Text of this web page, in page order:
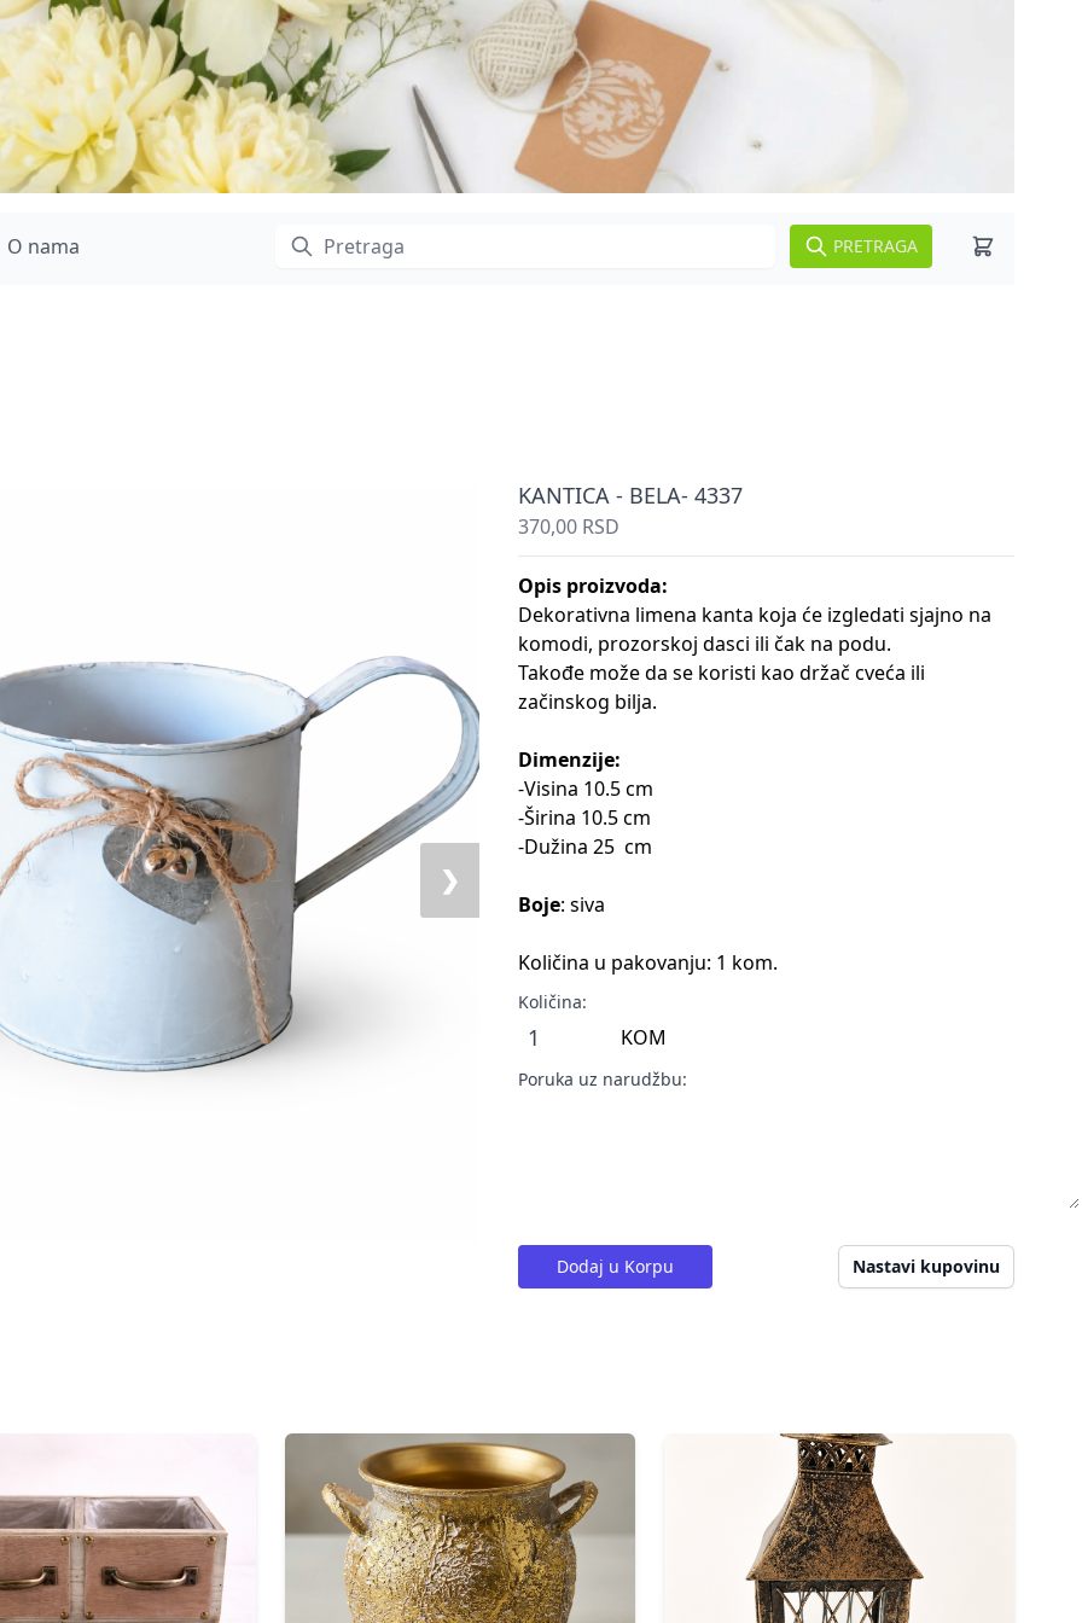
O nama PRETRAGA
❯
KANTICA - BELA- 4337
370,00 RSD
Opis proizvoda:
Dekorativna limena kanta koja će izgledati sjajno na
komodi, prozorskoj dasci ili čak na podu.
Takođe može da se koristi kao držač cveća ili
začinskog bilja.
Dimenzije:
-Visina 10.5 cm
-Širina 10.5 cm
-Dužina 25 cm
Boje: siva
Količina u pakovanju: 1 kom.
Količina:
KOM
Poruka uz narudžbu:
Dodaj u Korpu Nastavi kupovinu